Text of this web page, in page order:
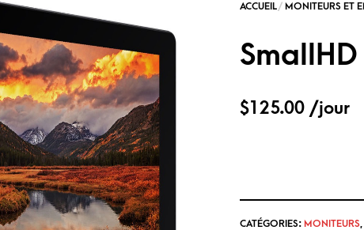
$125.00/jour
CATÉGORIES: MONITEURS,